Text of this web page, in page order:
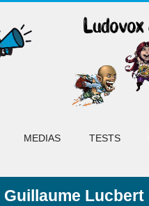
MEDIAS TESTS
Guillaume Lucbert